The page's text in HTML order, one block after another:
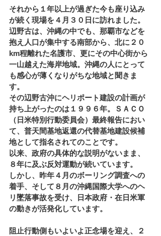
それから１年以上が過ぎた今も座り込み
が続く現場を４月３０日に訪れました。
辺野古は、沖縄の中でも、那覇市などを
抱え人口が集中する南部から、北に２０
km程離れた名護市、更にその中心街から
一山越えた海岸地域。沖縄の人にとって
も感心が薄くなりがちな地域と聞きま
す。
その辺野古沖にヘリポート建設の計画が
持ち上がったのは１９９６年。ＳＡＣＯ
（日米特別行動委員会）最終報告におい
て、普天間基地返還の代替基地建設候補
地として指名されてのことです。
以来、政府の具体的な説明がないまま、
８年に及ぶ反対運動が続いています。
しかし、昨年４月のボーリング調査への
着手、そして８月の沖縄国際大学へのヘ
リ墜落事故を受け、日本政府・在日米軍
の動きが活発化しています。
阻止行動側もいよいよ正念場を迎え、２